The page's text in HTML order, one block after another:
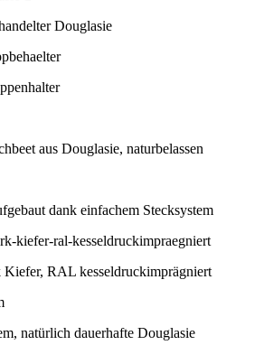
Douglasie
aus Douglasie, naturbelassen
dank einfachem Stecksystem
Kiefer, RAL kesseldruckimprägniert
natürlich dauerhafte Douglasie